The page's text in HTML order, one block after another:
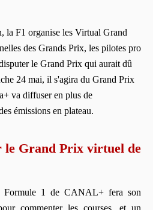
la F1 organise les Virtual Grand
des Grands Prix, les pilotes pro
le Grand Prix qui aurait dû
24 mai, il s'agira du Grand Prix
va diffuser en plus de
émissions en plateau.
le Grand Prix virtuel de
Formule 1 de CANAL+ fera son
commenter les courses, et un